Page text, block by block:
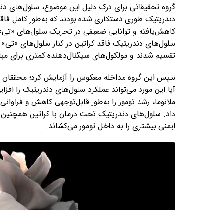
گروه تحقیقاتی برای درک دلیل این موضوع، سلول‌های
دندریتیک طوری دستکاری شده بودند که به‌طور کامل
کاهش‌یافته و توانایی ضعیفی در تحریک سلول‌های
سلول‌های دندریتیک فاقد کراتین در کنار سلول‌های
تقسیم شدند و مولکول‌های سیگنال‌دهنده کمتری برای
سپس این گروه مداخله‌ معکوس را آزمایش کرد؛ محققان
آیا این مورد می‌تواند عملکرد سلول‌های دندریتیک را
ملانوما، رشد تومور را به‌طور قابل‌توجهی کاهش و
داد. سلول‌های دندریتیک تحت درمان با کراتین
ایمنی بیشتری را به داخل تومور می‌کشاند.